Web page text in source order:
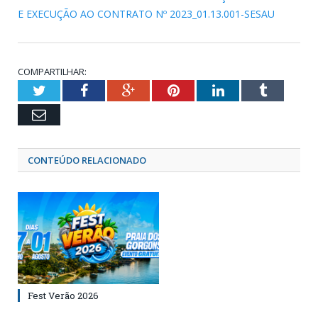
E EXECUÇÃO AO CONTRATO Nº 2023_01.13.001-SESAU
COMPARTILHAR:
TwitterFacebookGoogle+PinterestLinkedInTumblr
Email
CONTEÚDO RELACIONADO
Fest Verão 2026